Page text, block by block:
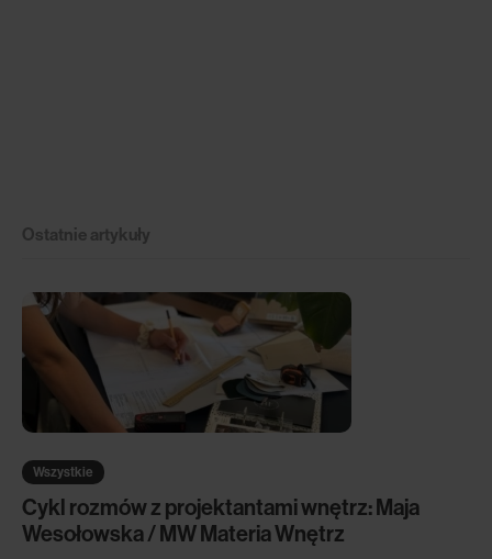
Ostatnie artykuły
Wszystkie
Cykl rozmów z projektantami wnętrz: Maja
Wesołowska / MW Materia Wnętrz